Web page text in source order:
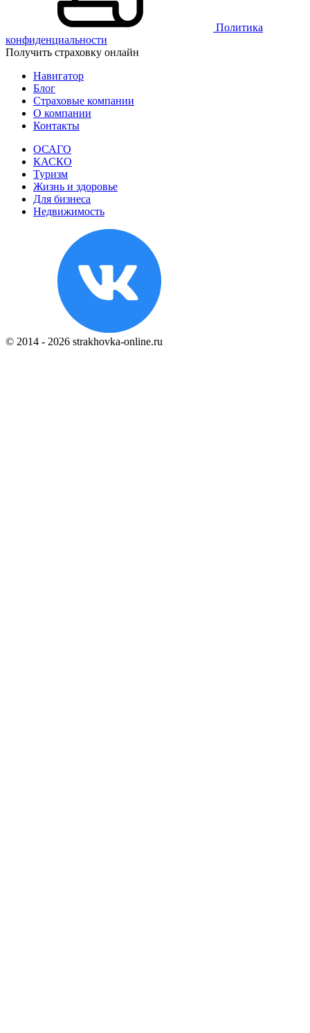
Политика
конфиденциальности
Получить страховку онлайн
Навигатор
Блог
Страховые компании
О компании
Контакты
ОСАГО
КАСКО
Туризм
Жизнь и здоровье
Для бизнеса
Недвижимость
© 2014 - 2026 strakhovka-online.ru